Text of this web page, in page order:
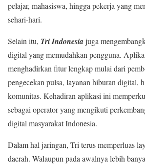
pelajar, mahasiswa, hingga pekerja yang
sehari-hari.
Selain itu, Tri Indonesiajuga
digital yang memudahkan pengguna.
menghadirkan fitur lengkap mulai dari
pengecekan pulsa, layanan hiburan digital,
komunitas. Kehadiran aplikasi ini
sebagai operator yang mengikuti
digital masyarakat Indonesia.
Dalam hal jaringan, Tri terus memperluas
daerah. Walaupun pada awalnya lebih